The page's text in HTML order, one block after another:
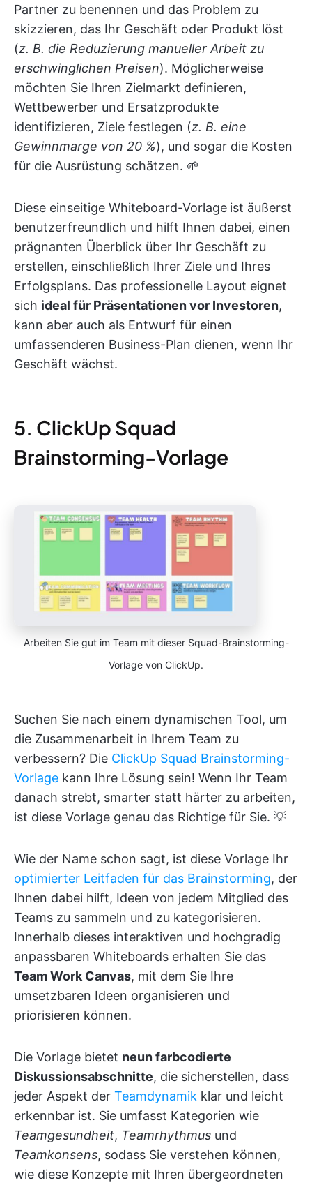
Partner zu benennen und das Problem zu
skizzieren, das Ihr Geschäft oder Produkt löst
(z. B. die Reduzierung manueller Arbeit zu
erschwinglichen Preisen). Möglicherweise
möchten Sie Ihren Zielmarkt definieren,
Wettbewerber und Ersatzprodukte
identifizieren, Ziele festlegen (z. B. eine
Gewinnmarge von 20 %), und sogar die Kosten
für die Ausrüstung schätzen. 🌱
Diese einseitige Whiteboard-Vorlage ist äußerst
benutzerfreundlich und hilft Ihnen dabei, einen
prägnanten Überblick über Ihr Geschäft zu
erstellen, einschließlich Ihrer Ziele und Ihres
Erfolgsplans. Das professionelle Layout eignet
sich ideal für Präsentationen vor Investoren,
kann aber auch als Entwurf für einen
umfassenderen Business-Plan dienen, wenn Ihr
Geschäft wächst.
5. ClickUp Squad
Brainstorming-Vorlage
Arbeiten Sie gut im Team mit dieser Squad-Brainstorming-
Vorlage von ClickUp.
Suchen Sie nach einem dynamischen Tool, um
die Zusammenarbeit in Ihrem Team zu
verbessern? Die ClickUp Squad Brainstorming-
Vorlage kann Ihre Lösung sein! Wenn Ihr Team
danach strebt, smarter statt härter zu arbeiten,
ist diese Vorlage genau das Richtige für Sie. 💡
Wie der Name schon sagt, ist diese Vorlage Ihr
optimierter Leitfaden für das Brainstorming, der
Ihnen dabei hilft, Ideen von jedem Mitglied des
Teams zu sammeln und zu kategorisieren.
Innerhalb dieses interaktiven und hochgradig
anpassbaren Whiteboards erhalten Sie das
Team Work Canvas, mit dem Sie Ihre
umsetzbaren Ideen organisieren und
priorisieren können.
Die Vorlage bietet neun farbcodierte
Diskussionsabschnitte, die sicherstellen, dass
jeder Aspekt der Teamdynamik klar und leicht
erkennbar ist. Sie umfasst Kategorien wie
Teamgesundheit, Teamrhythmus und
Teamkonsens, sodass Sie verstehen können,
wie diese Konzepte mit Ihren übergeordneten